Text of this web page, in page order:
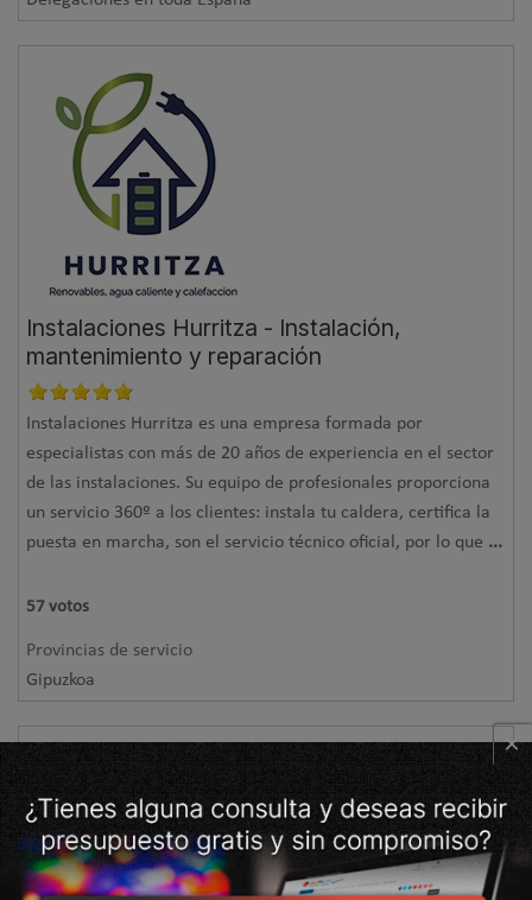
Instalaciones Hurritza - Instalación,
mantenimiento y reparación
Instalaciones Hurritza es una empresa formada por
especialistas con más de 20 años de experiencia en el sector
de las instalaciones. Su equipo de profesionales proporciona
un servicio 360º a los clientes: instala tu caldera, certifica la
puesta en marcha, son el servicio técnico oficial, por lo que ...
57 votos
Provincias de servicio
Gipuzkoa
Seit Instalaciones - Instalación,
mantenimiento y reparación
×